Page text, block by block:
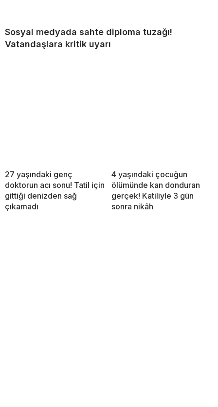
Sosyal medyada sahte diploma tuzağı!
Vatandaşlara kritik uyarı
27 yaşındaki genç
doktorun acı sonu! Tatil için
gittiği denizden sağ
çıkamadı
4 yaşındaki çocuğun
ölümünde kan donduran
gerçek! Katiliyle 3 gün
sonra nikâh